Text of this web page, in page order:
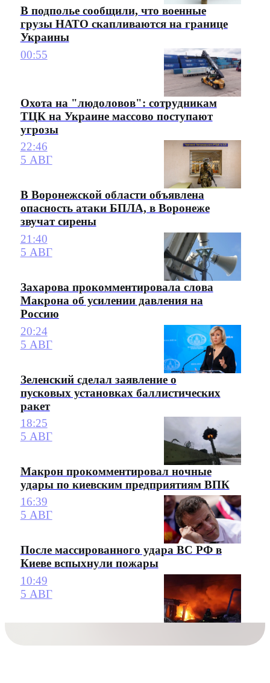
В подполье сообщили, что военные
грузы НАТО скапливаются на границе
Украины
00:55
Охота на "людоловов": сотрудникам
ТЦК на Украине массово поступают
угрозы
22:46
5 АВГ
В Воронежской области объявлена
опасность атаки БПЛА, в Воронеже
звучат сирены
21:40
5 АВГ
Захарова прокомментировала слова
Макрона об усилении давления на
Россию
20:24
5 АВГ
Зеленский сделал заявление о
пусковых установках баллистических
ракет
18:25
5 АВГ
Макрон прокомментировал ночные
удары по киевским предприятиям ВПК
16:39
5 АВГ
После массированного удара ВС РФ в
Киеве вспыхнули пожары
10:49
5 АВГ